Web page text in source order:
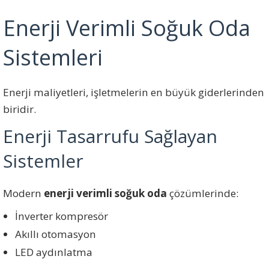
Enerji Verimli Soğuk Oda
Sistemleri
Enerji maliyetleri, işletmelerin en büyük giderlerinden
biridir.
Enerji Tasarrufu Sağlayan
Sistemler
Modern enerji verimli soğuk oda çözümlerinde:
İnverter kompresör
Akıllı otomasyon
LED aydınlatma